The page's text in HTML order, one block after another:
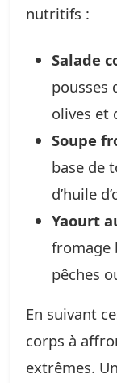
nutritifs :
Salade
pousses
olives et
Soupe
base de
d’huile
Yaourt
fromage
pêches
En suivant
corps à
extrêmes.